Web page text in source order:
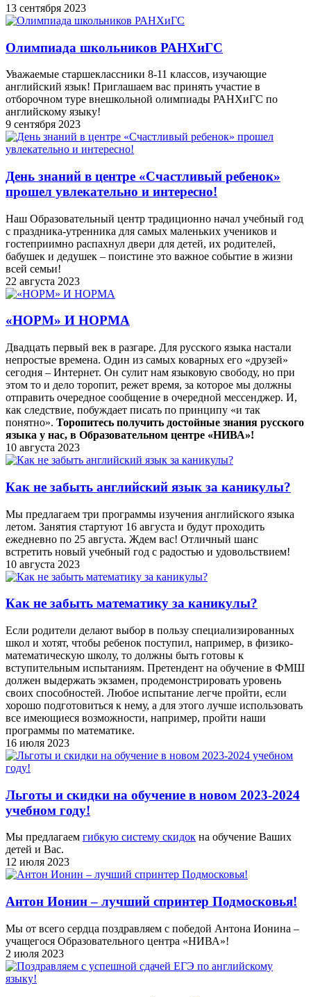
13 сентября 2023
Олимпиада школьников РАНХиГС
Уважаемые старшеклассники 8-11 классов, изучающие
английский язык! Приглашаем вас принять участие в
отборочном туре внешкольной олимпиады РАНХиГС по
английскому языку!
9 сентября 2023
День знаний в центре «Счастливый ребенок»
прошел увлекательно и интересно!
Наш Образовательный центр традиционно начал учебный год
с праздника-утренника для самых маленьких учеников и
гостеприимно распахнул двери для детей, их родителей,
бабушек и дедушек – поистине это важное событие в жизни
всей семьи!
22 августа 2023
«НОРМ» И НОРМА
Двадцать первый век в разгаре. Для русского языка настали
непростые времена. Один из самых коварных его «друзей»
сегодня – Интернет. Он сулит нам языковую свободу, но при
этом то и дело торопит, режет время, за которое мы должны
отправить очередное сообщение в очередной мессенджер. И,
как следствие, побуждает писать по принципу «и так
понятно». Торопитесь получить достойные знания русского
языка у нас, в Образовательном центре «НИВА»!
10 августа 2023
Как не забыть английский язык за каникулы?
Мы предлагаем три программы изучения английского языка
летом. Занятия стартуют 16 августа и будут проходить
ежедневно по 25 августа. Ждем вас! Отличный шанс
встретить новый учебный год с радостью и удовольствием!
10 августа 2023
Как не забыть математику за каникулы?
Если родители делают выбор в пользу специализированных
школ и хотят, чтобы ребенок поступил, например, в физико-
математическую школу, то должны быть готовы к
вступительным испытаниям. Претендент на обучение в ФМШ
должен выдержать экзамен, продемонстрировать уровень
своих способностей. Любое испытание легче пройти, если
хорошо подготовиться к нему, а для этого лучше использовать
все имеющиеся возможности, например, пройти наши
программы по математике.
16 июля 2023
Льготы и скидки на обучение в новом 2023-2024
учебном году!
Мы предлагаем гибкую систему скидок на обучение Ваших
детей и Вас.
12 июля 2023
Антон Ионин – лучший спринтер Подмосковья!
Мы от всего сердца поздравляем с победой Антона Ионина –
учащегося Образовательного центра «НИВА»!
2 июля 2023